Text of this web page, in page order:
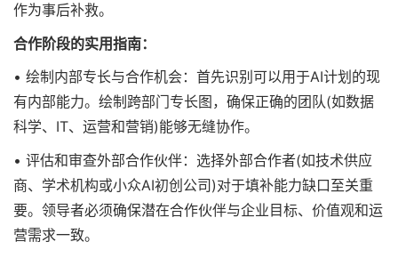
作为事后补救。
合作阶段的实用指南：
• 绘制内部专长与合作机会：首先识别可以用于AI计划的现
有内部能力。绘制跨部门专长图，确保正确的团队(如数据
科学、IT、运营和营销)能够无缝协作。
• 评估和审查外部合作伙伴：选择外部合作者(如技术供应
商、学术机构或小众AI初创公司)对于填补能力缺口至关重
要。领导者必须确保潜在合作伙伴与企业目标、价值观和运
营需求一致。